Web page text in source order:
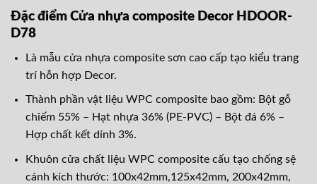
Đặc điểm Cửa nhựa composite Decor HDOOR-
D78
Là mẫu cửa nhựa composite sơn cao cấp tạo kiểu trang
trí hỗn hợp Decor.
Thành phần vật liệu WPC composite bao gồm: Bột gỗ
chiếm 55% – Hạt nhựa 36% (PE-PVC) – Bột đá 6% –
Hợp chất kết dính 3%.
Khuôn cửa chất liệu WPC composite cấu tạo chống sệ
cánh kích thước: 100x42mm,125x42mm, 200x42mm,